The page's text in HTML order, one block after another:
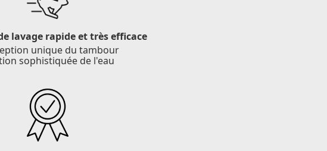
lavage rapide et très efficace
unique du tambour
sophistiquée de l'eau